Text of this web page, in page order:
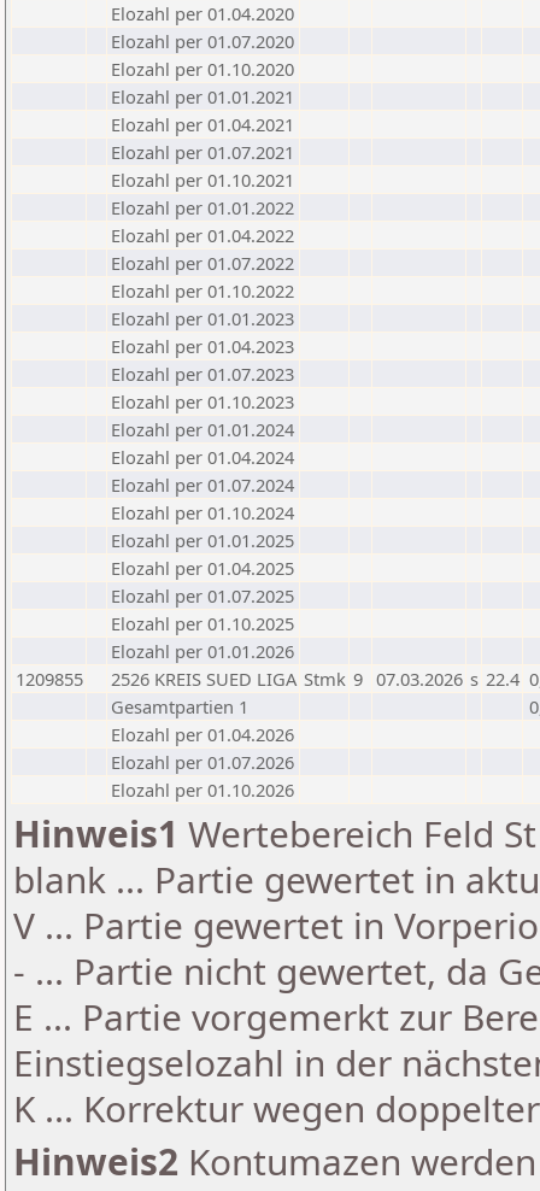
Elozahl per 01.04.2020
Elozahl per 01.07.2020
Elozahl per 01.10.2020
Elozahl per 01.01.2021
Elozahl per 01.04.2021
Elozahl per 01.07.2021
Elozahl per 01.10.2021
Elozahl per 01.01.2022
Elozahl per 01.04.2022
Elozahl per 01.07.2022
Elozahl per 01.10.2022
Elozahl per 01.01.2023
Elozahl per 01.04.2023
Elozahl per 01.07.2023
Elozahl per 01.10.2023
Elozahl per 01.01.2024
Elozahl per 01.04.2024
Elozahl per 01.07.2024
Elozahl per 01.10.2024
Elozahl per 01.01.2025
Elozahl per 01.04.2025
Elozahl per 01.07.2025
Elozahl per 01.10.2025
Elozahl per 01.01.2026
1209855
2526 KREIS SUED LIGA Stmk 9 07.03.2026 s 22.4
Gesamtpartien 1
Elozahl per 01.04.2026
Elozahl per 01.07.2026
Elozahl per 01.10.2026
Hinweis1 Wertebereich Feld
blank ... Partie gewertet in
V ... Partie gewertet in
- ... Partie nicht gewertet, da
E ... Partie vorgemerkt zur
Einstiegselozahl in der
K ... Korrektur wegen
Hinweis2 Kontumazen